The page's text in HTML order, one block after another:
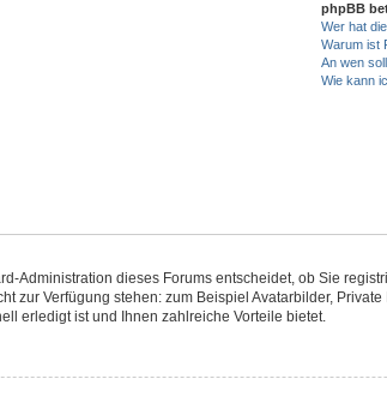
phpBB
Wer hat
Warum ist
An wen
Wie kann
Administration dieses Forums entscheidet, ob Sie
zur Verfügung stehen: zum Beispiel Avatarbilder,
erledigt ist und Ihnen zahlreiche Vorteile bietet.